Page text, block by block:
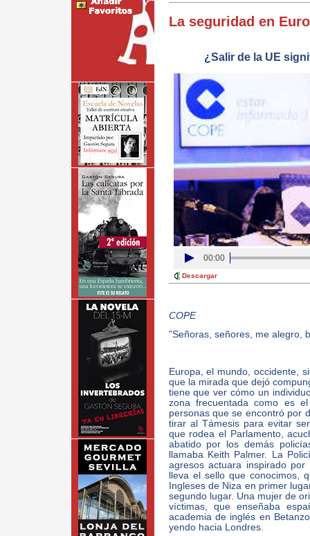
La seguridad en
¿Salir de la UE
00:00
Descargar
COPE
"Señoras, señores, me alegro,
Europa, el mundo, occidente,
que la mirada que dejó
tiene que ver cómo un
zona frecuentada como es
personas que se encontró por
tirar al Támesis para evitar
que rodea el Parlamento,
abatido por los demás
llamaba Keith Palmer. La
agresos actuara inspirado
lleva el sello que conocimos,
Ingleses de Niza en primer
segundo lugar. Una mujer de
víctimas, que enseñaba
academia de inglés en
yendo hacia Londres.